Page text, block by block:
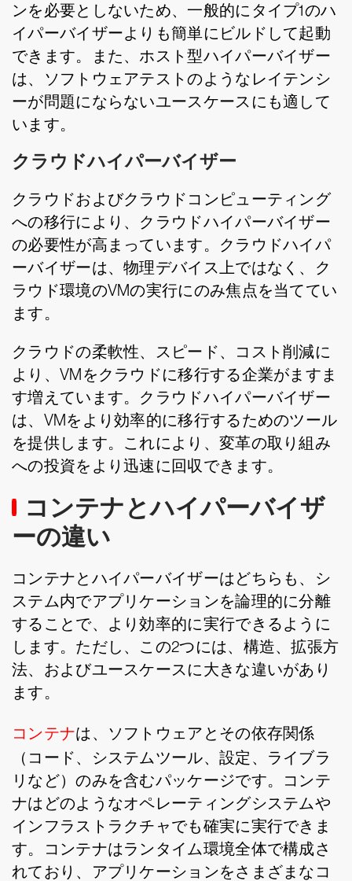
ンを必要としないため、一般的にタイプ1のハ
イパーバイザーよりも簡単にビルドして起動
できます。また、ホスト型ハイパーバイザー
は、ソフトウェアテストのようなレイテンシ
ーが問題にならないユースケースにも適して
います。
クラウドハイパーバイザー
クラウドおよびクラウドコンピューティング
への移行により、クラウドハイパーバイザー
の必要性が高まっています。クラウドハイパ
ーバイザーは、物理デバイス上ではなく、ク
ラウド環境のVMの実行にのみ焦点を当ててい
ます。
クラウドの柔軟性、スピード、コスト削減に
より、VMをクラウドに移行する企業がますま
す増えています。クラウドハイパーバイザー
は、VMをより効率的に移行するためのツール
を提供します。これにより、変革の取り組み
への投資をより迅速に回収できます。
コンテナとハイパーバイザ
ーの違い
コンテナとハイパーバイザーはどちらも、シ
ステム内でアプリケーションを論理的に分離
することで、より効率的に実行できるように
します。ただし、この2つには、構造、拡張方
法、およびユースケースに大きな違いがあり
ます。
コンテナは、ソフトウェアとその依存関係
（コード、システムツール、設定、ライブラ
リなど）のみを含むパッケージです。コンテ
ナはどのようなオペレーティングシステムや
インフラストラクチャでも確実に実行できま
す。コンテナはランタイム環境全体で構成さ
れており、アプリケーションをさまざまなコ